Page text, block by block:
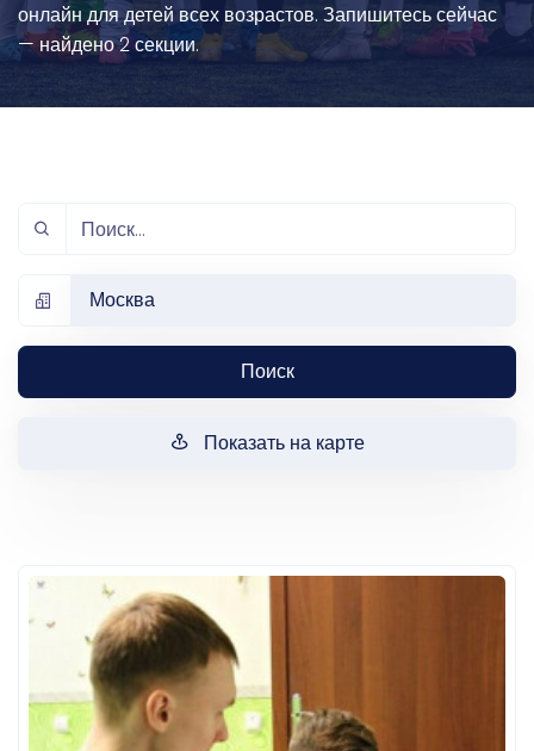
онлайн для детей всех возрастов. Запишитесь сейчас
— найдено 2 секции.
Москва
Поиск
Показать на карте